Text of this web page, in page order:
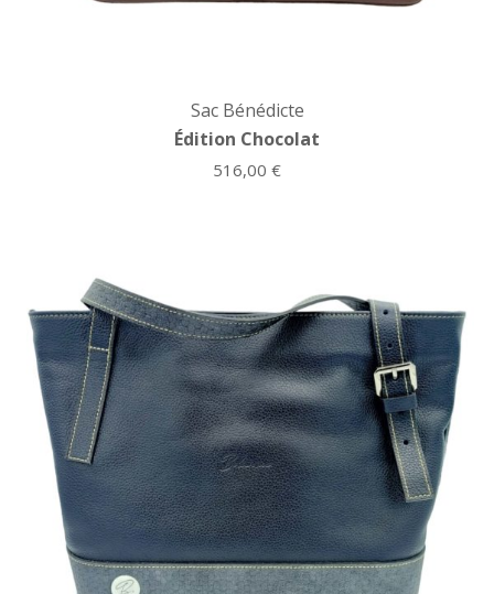
Sac Bénédicte
Édition Chocolat
516,00 €